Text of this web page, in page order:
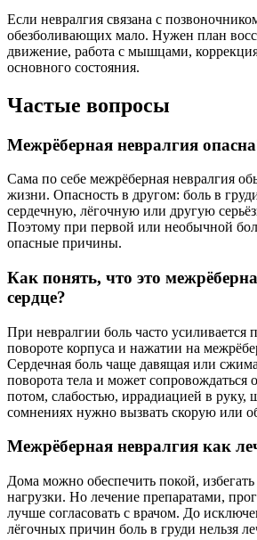
Если невралгия связана с
обезболивающих мало. Нужен план
движение, работа с мышцами,
основного состояния.
Частые вопросы
Межрёберная невралгия
Сама по себе межрёберная невралгия
жизни. Опасность в другом: боль в
сердечную, лёгочную или другую
Поэтому при первой или необычной
опасные причины.
Как понять, что это
сердце?
При невралгии боль часто усиливается
повороте корпуса и нажатии на
Сердечная боль чаще давящая или
поворота тела и может
потом, слабостью, иррадиацией в
сомнениях нужно вызвать скорую или
Межрёберная невралгия как
Дома можно обеспечить покой,
нагрузки. Но лечение препаратами,
лучше согласовать с врачом. До
лёгочных причин боль в груди нельзя